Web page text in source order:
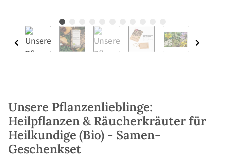
Unsere Pflanzenlieblinge:
Heilpflanzen & Räucherkräuter für
Heilkundige (Bio) - Samen-
Geschenkset